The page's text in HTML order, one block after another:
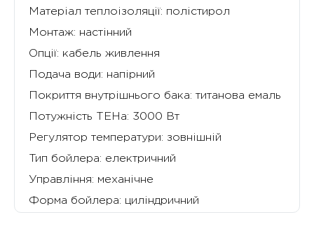
Матеріал теплоізоляції: полістирол
Монтаж: настінний
Опції: кабель живлення
Подача води: напірний
Покриття внутрішнього бака: титанова емаль
Потужність ТЕНа: 3000 Вт
Регулятор температури: зовнішній
Тип бойлера: електричний
Управління: механічне
Форма бойлера: циліндричний